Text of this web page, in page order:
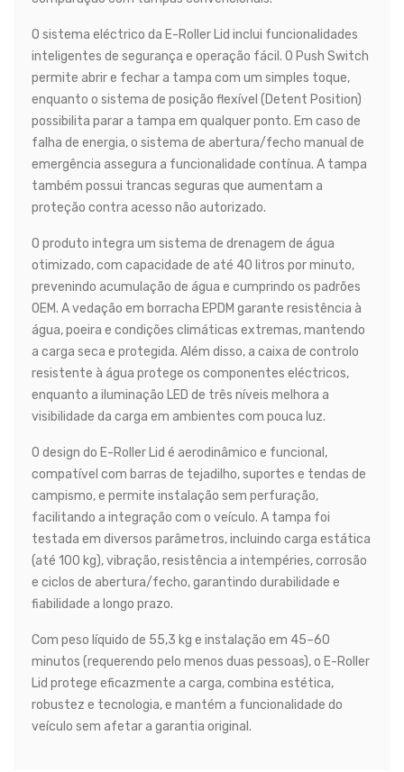
O sistema eléctrico da E-Roller Lid inclui funcionalidades
inteligentes de segurança e operação fácil. O Push Switch
permite abrir e fechar a tampa com um simples toque,
enquanto o sistema de posição flexível (Detent Position)
possibilita parar a tampa em qualquer ponto. Em caso de
falha de energia, o sistema de abertura/fecho manual de
emergência assegura a funcionalidade contínua. A tampa
também possui trancas seguras que aumentam a
proteção contra acesso não autorizado.
O produto integra um sistema de drenagem de água
otimizado, com capacidade de até 40 litros por minuto,
prevenindo acumulação de água e cumprindo os padrões
OEM. A vedação em borracha EPDM garante resistência à
água, poeira e condições climáticas extremas, mantendo
a carga seca e protegida. Além disso, a caixa de controlo
resistente à água protege os componentes eléctricos,
enquanto a iluminação LED de três níveis melhora a
visibilidade da carga em ambientes com pouca luz.
O design do E-Roller Lid é aerodinâmico e funcional,
compatível com barras de tejadilho, suportes e tendas de
campismo, e permite instalação sem perfuração,
facilitando a integração com o veículo. A tampa foi
testada em diversos parâmetros, incluindo carga estática
(até 100 kg), vibração, resistência a intempéries, corrosão
e ciclos de abertura/fecho, garantindo durabilidade e
fiabilidade a longo prazo.
Com peso líquido de 55,3 kg e instalação em 45–60
minutos (requerendo pelo menos duas pessoas), o E-Roller
Lid protege eficazmente a carga, combina estética,
robustez e tecnologia, e mantém a funcionalidade do
veículo sem afetar a garantia original.